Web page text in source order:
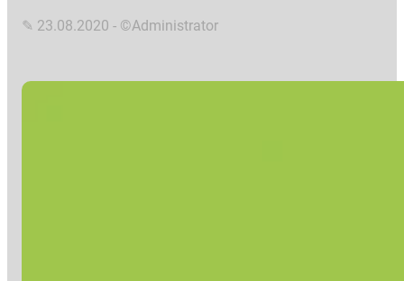
✎ 23.08.2020 - ©Administrator